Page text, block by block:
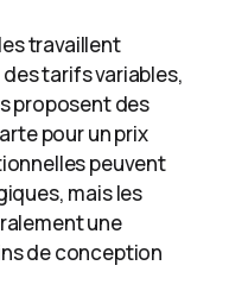
travaillent
tarifs variables,
proposent des
pour un prix
peuvent
mais les
une
de conception